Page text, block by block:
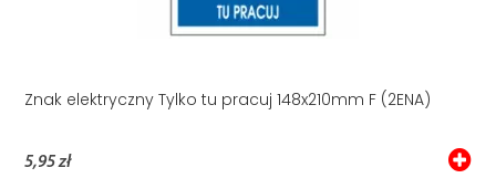
Znak elektryczny Tylko tu pracuj 148x210mm F (2ENA)
5,95 zł